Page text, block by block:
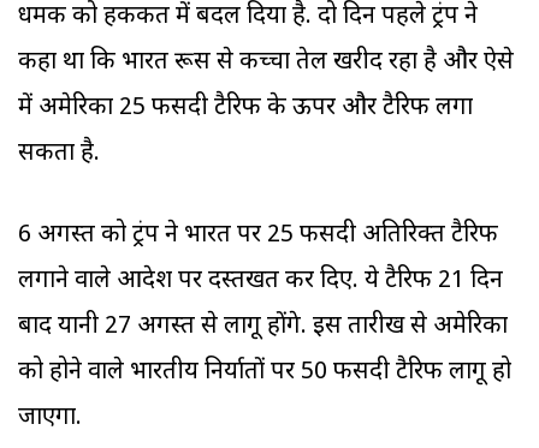
धमकी को हकीकत में बदल दिया है. दो दिन पहले ट्रंप ने
कहा था कि भारत रूस से कच्चा तेल खरीद रहा है और ऐसे
में अमेरिका 25 फीसदी टैरिफ के ऊपर और टैरिफ लगा
सकता है.
6 अगस्त को ट्रंप ने भारत पर 25 फीसदी अतिरिक्त टैरिफ
लगाने वाले आदेश पर दस्तखत कर दिए. ये टैरिफ 21 दिन
बाद यानी 27 अगस्त से लागू होंगे. इस तारीख से अमेरिका
को होने वाले भारतीय निर्यातों पर 50 फीसदी टैरिफ लागू हो
जाएगा.